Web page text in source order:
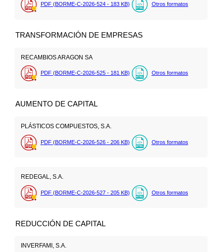
PDF (BORME-C-2026-524 - 183 KB) Otros formatos
TRANSFORMACIÓN DE EMPRESAS
RECAMBIOS ARAGON SA
PDF (BORME-C-2026-525 - 181 KB) Otros formatos
AUMENTO DE CAPITAL
PLÁSTICOS COMPUESTOS, S.A.
PDF (BORME-C-2026-526 - 206 KB) Otros formatos
REDEGAL, S.A.
PDF (BORME-C-2026-527 - 205 KB) Otros formatos
REDUCCIÓN DE CAPITAL
INVERFAMI, S.A.